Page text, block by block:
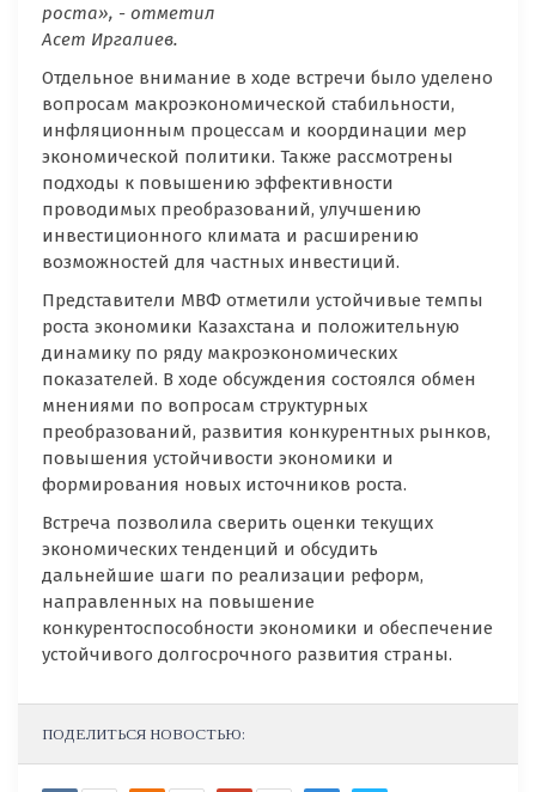
роста», - отметил
Асет Иргалиев.
Отдельное внимание в ходе встречи было уделено
вопросам макроэкономической стабильности,
инфляционным процессам и координации мер
экономической политики. Также рассмотрены
подходы к повышению эффективности
проводимых преобразований, улучшению
инвестиционного климата и расширению
возможностей для частных инвестиций.
Представители МВФ отметили устойчивые темпы
роста экономики Казахстана и положительную
динамику по ряду макроэкономических
показателей. В ходе обсуждения состоялся обмен
мнениями по вопросам структурных
преобразований, развития конкурентных рынков,
повышения устойчивости экономики и
формирования новых источников роста.
Встреча позволила сверить оценки текущих
экономических тенденций и обсудить
дальнейшие шаги по реализации реформ,
направленных на повышение
конкурентоспособности экономики и обеспечение
устойчивого долгосрочного развития страны.
ПОДЕЛИТЬСЯ НОВОСТЬЮ: